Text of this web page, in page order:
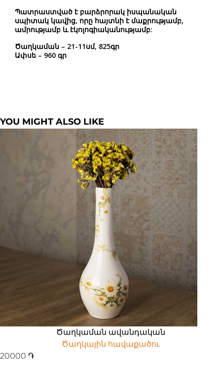
Պատրաստված է բարձրորակ իսպանական
սպիտակ կավից, որը հայտնի է մաքրությամբ,
ամրությամբ և էկոլոգիականությամբ:
Ծաղկաման – 21-11սմ, 825գր
Ափսե – 960 գր
YOU MIGHT ALSO LIKE
Ծաղկաման ավանդական
Ծաղկային հավաքածու
20000 ֏